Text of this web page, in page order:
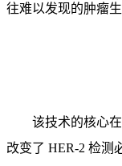
往难以发现的肿瘤生
该技术的核心
改变了 HER-2 检测